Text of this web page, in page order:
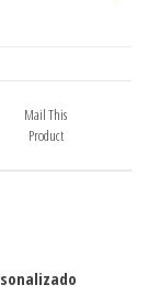
Mail This
Product